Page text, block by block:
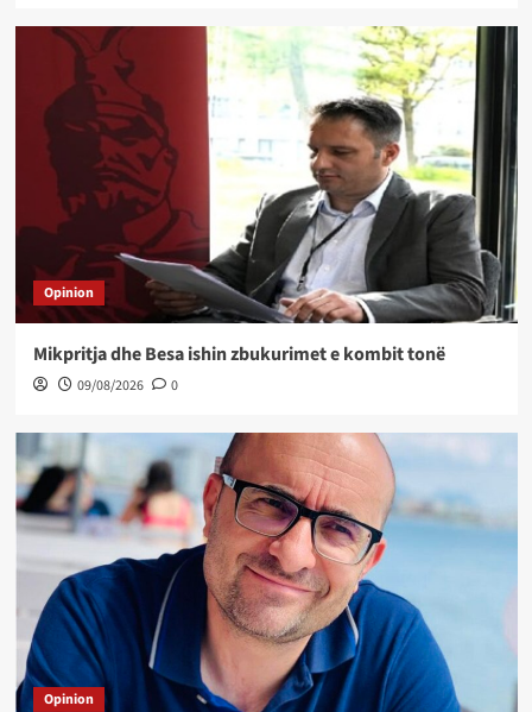
Opinion
Mikpritja dhe Besa ishin zbukurimet e kombit tonë
09/08/2026 0
Opinion